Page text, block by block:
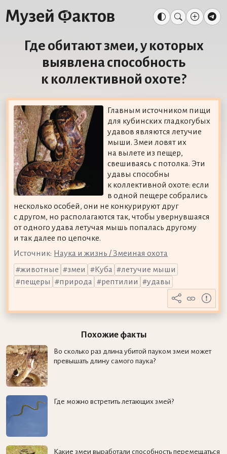
Где обитают змеи, у которых
выявлена способность
к коллективной охоте?
Главным источником пищи
для кубинских гладкогубых
удавов являются летучие
мыши. Змеи ловят их
на вылете из пещер,
свешиваясь с потолка. Эти
удавы способны
к коллективной охоте: если
в одной пещере собрались
несколько особей, они не конкурируют друг
с другом, но располагаются так, чтобы увернувшаяся
от одного удава летучая мышь попалась другому
и так далее по цепочке.
Источник: Наука и жизнь / Змеиная охота
животные
змеи Куба
летучие мыши
пещеры
природа рептилии удавы
Похожие факты
Во сколько раз длина убитой пауком змеи может
превышать длину самого паука?
Где можно встретить летающих змей?
Какие змеи выработали способность перемещаться